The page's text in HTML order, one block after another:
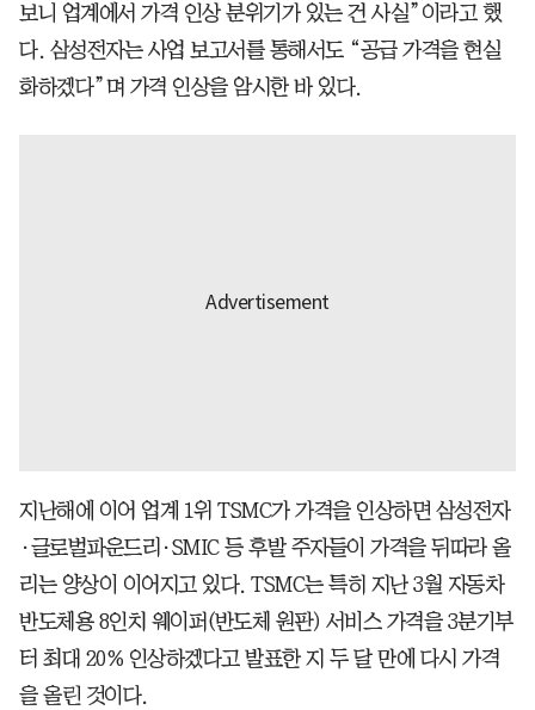
보니 업계에서 가격 인상 분위기가 있는 건 사실”이라고 했
다. 삼성전자는 사업 보고서를 통해서도 “공급 가격을 현실
화하겠다”며 가격 인상을 암시한 바 있다.
지난해에 이어 업계 1위 TSMC가 가격을 인상하면 삼성전자
·글로벌파운드리·SMIC 등 후발 주자들이 가격을 뒤따라 올
리는 양상이 이어지고 있다. TSMC는 특히 지난 3월 자동차
반도체용 8인치 웨이퍼(반도체 원판) 서비스 가격을 3분기부
터 최대 20% 인상하겠다고 발표한 지 두 달 만에 다시 가격
을 올린 것이다.